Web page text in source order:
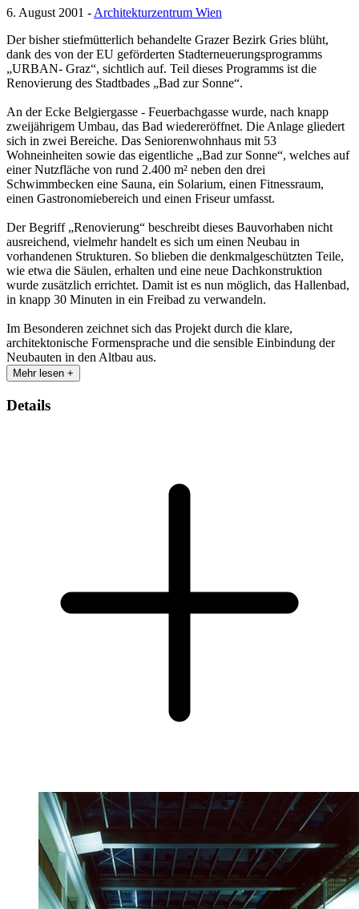
6. August 2001 -Architekturzentrum Wien
Der bisher stiefmütterlich behandelte Grazer Bezirk Gries blüht,
dank des von der EU geförderten Stadterneuerungsprogramms
„URBAN- Graz“, sichtlich auf. Teil dieses Programms ist die
Renovierung des Stadtbades „Bad zur Sonne“.
An der Ecke Belgiergasse - Feuerbachgasse wurde, nach knapp
zweijährigem Umbau, das Bad wiedereröffnet. Die Anlage gliedert
sich in zwei Bereiche. Das Seniorenwohnhaus mit 53
Wohneinheiten sowie das eigentliche „Bad zur Sonne“, welches auf
einer Nutzfläche von rund 2.400 m² neben den drei
Schwimmbecken eine Sauna, ein Solarium, einen Fitnessraum,
einen Gastronomiebereich und einen Friseur umfasst.
Der Begriff „Renovierung“ beschreibt dieses Bauvorhaben nicht
ausreichend, vielmehr handelt es sich um einen Neubau in
vorhandenen Strukturen. So blieben die denkmalgeschützten Teile,
wie etwa die Säulen, erhalten und eine neue Dachkonstruktion
wurde zusätzlich errichtet. Damit ist es nun möglich, das Hallenbad,
in knapp 30 Minuten in ein Freibad zu verwandeln.
Im Besonderen zeichnet sich das Projekt durch die klare,
architektonische Formensprache und die sensible Einbindung der
Neubauten in den Altbau aus.
Mehr lesen +
Details